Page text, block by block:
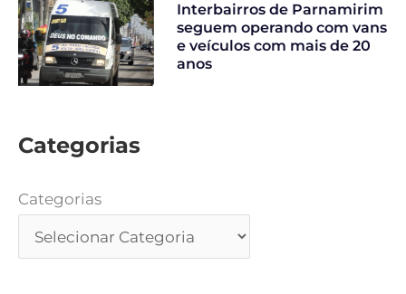
Interbairros de Parnamirim
seguem operando com vans
e veículos com mais de 20
anos
Categorias
Categorias